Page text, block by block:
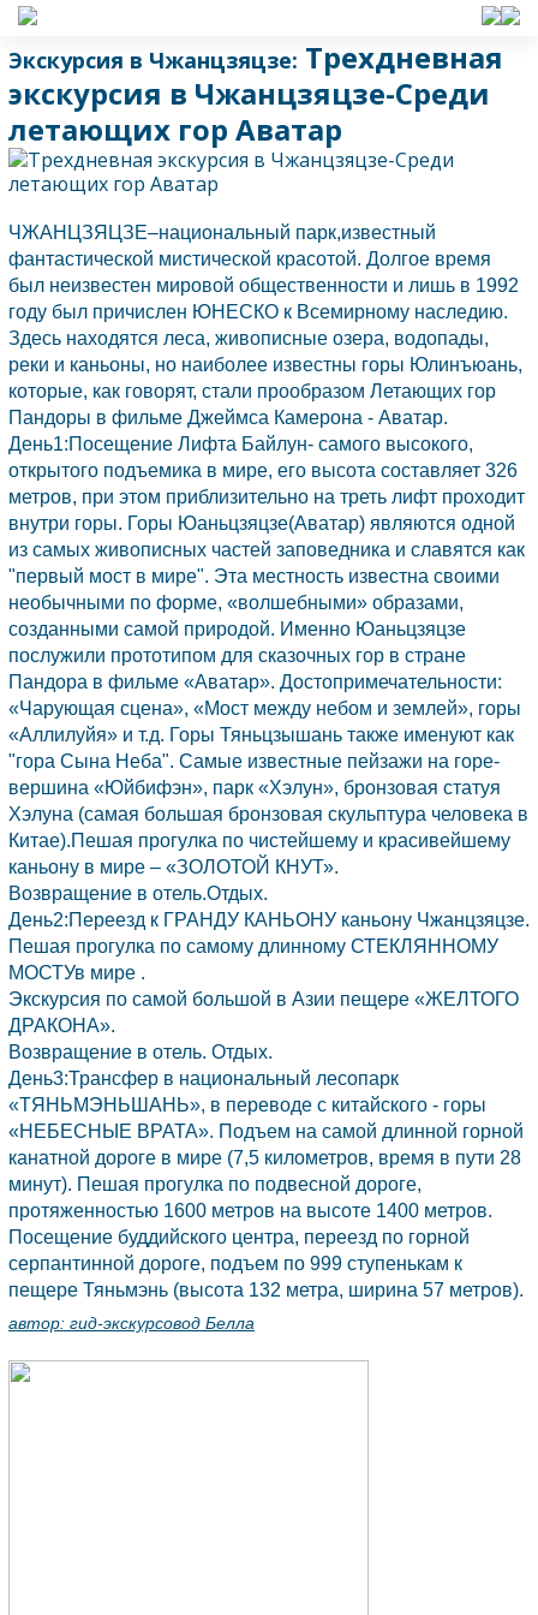
Экскурсия в Чжанцзяцзе: Трехдневная
экскурсия в Чжанцзяцзе-Среди
летающих гор Аватар
ЧЖАНЦЗЯЦЗЕ–национальный парк,известный
фантастической мистической красотой. Долгое время
был неизвестен мировой общественности и лишь в 1992
году был причислен ЮНЕСКО к Всемирному наследию.
Здесь находятся леса, живописные озера, водопады,
реки и каньоны, но наиболее известны горы Юлинъюань,
которые, как говорят, стали прообразом Летающих гор
Пандоры в фильме Джеймса Камерона - Аватар.
День1:Посещение Лифта Байлун- самого высокого,
открытого подъемика в мире, его высота составляет 326
метров, при этом приблизительно на треть лифт проходит
внутри горы. Горы Юаньцзяцзе(Аватар) являются одной
из самых живописных частей заповедника и славятся как
"первый мост в мире". Эта местность известна своими
необычными по форме, «волшебными» образами,
созданными самой природой. Именно Юаньцзяцзе
послужили прототипом для сказочных гор в стране
Пандора в фильме «Аватар». Достопримечательности:
«Чарующая сцена», «Мост между небом и землей», горы
«Аллилуйя» и т.д. Горы Тяньцзышань также именуют как
"гора Сына Неба". Самые известные пейзажи на горе-
вершина «Юйбифэн», парк «Хэлун», бронзовая статуя
Хэлуна (самая большая бронзовая скульптура человека в
Китае).Пешая прогулка по чистейшему и красивейшему
каньону в мире – «ЗОЛОТОЙ КНУТ».
Возвращение в отель.Отдых.
День2:Переезд к ГРАНДУ КАНЬОНУ каньону Чжанцзяцзе.
Пешая прогулка по самому длинному СТЕКЛЯННОМУ
МОСТУв мире .
Экскурсия по самой большой в Азии пещере «ЖЕЛТОГО
ДРАКОНА».
Возвращение в отель. Отдых.
День3:Трансфер в национальный лесопарк
«ТЯНЬМЭНЬШАНЬ», в переводе с китайского - горы
«НЕБЕСНЫЕ ВРАТА». Подъем на самой длинной горной
канатной дороге в мире (7,5 километров, время в пути 28
минут). Пешая прогулка по подвесной дороге,
протяженностью 1600 метров на высоте 1400 метров.
Посещение буддийского центра, переезд по горной
серпантинной дороге, подъем по 999 ступенькам к
пещере Тяньмэнь (высота 132 метра, ширина 57 метров).
автор: гид-экскурсовод Белла